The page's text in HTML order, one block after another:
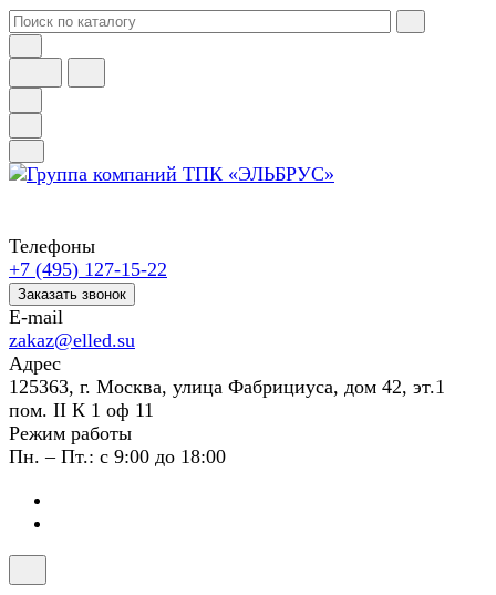
Телефоны
+7 (495) 127-15-22
Заказать звонок
E-mail
zakaz@elled.su
Адрес
125363, г. Москва, улица Фабрициуса, дом 42, эт.1
пом. II К 1 оф 11
Режим работы
Пн. – Пт.: с 9:00 до 18:00